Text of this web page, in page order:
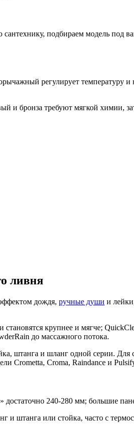
подбираем модель под
регулирует температуру и
и бронза требуют мягкой химии,
ливня
дождя, ручные души и
крупнее и мягче;
до массажного потока.
штанга и шланг одной серии.
Crometta, Croma, Raindance и
достаточно 240-280 мм; большие
и штанга или стойка, часто с